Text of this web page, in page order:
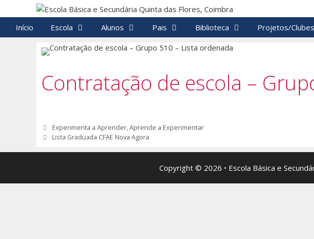
para
conteúdo
Início Escola Alunos Pais Biblioteca Projetos/Clubes
Contratação de escola –
Navegação
de
Experimenta a Aprender, Aprende a Experimentar
Lista Graduada CFAE Nova Agora
Copyright © 2026 • Escola Básica e